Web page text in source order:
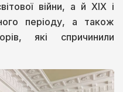
війни, а й XIX і
періоду, а також
які спричинили